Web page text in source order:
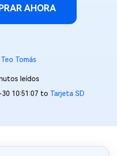
AHORA
Teo Tomás
leídos
10:51:07 to Tarjeta SD